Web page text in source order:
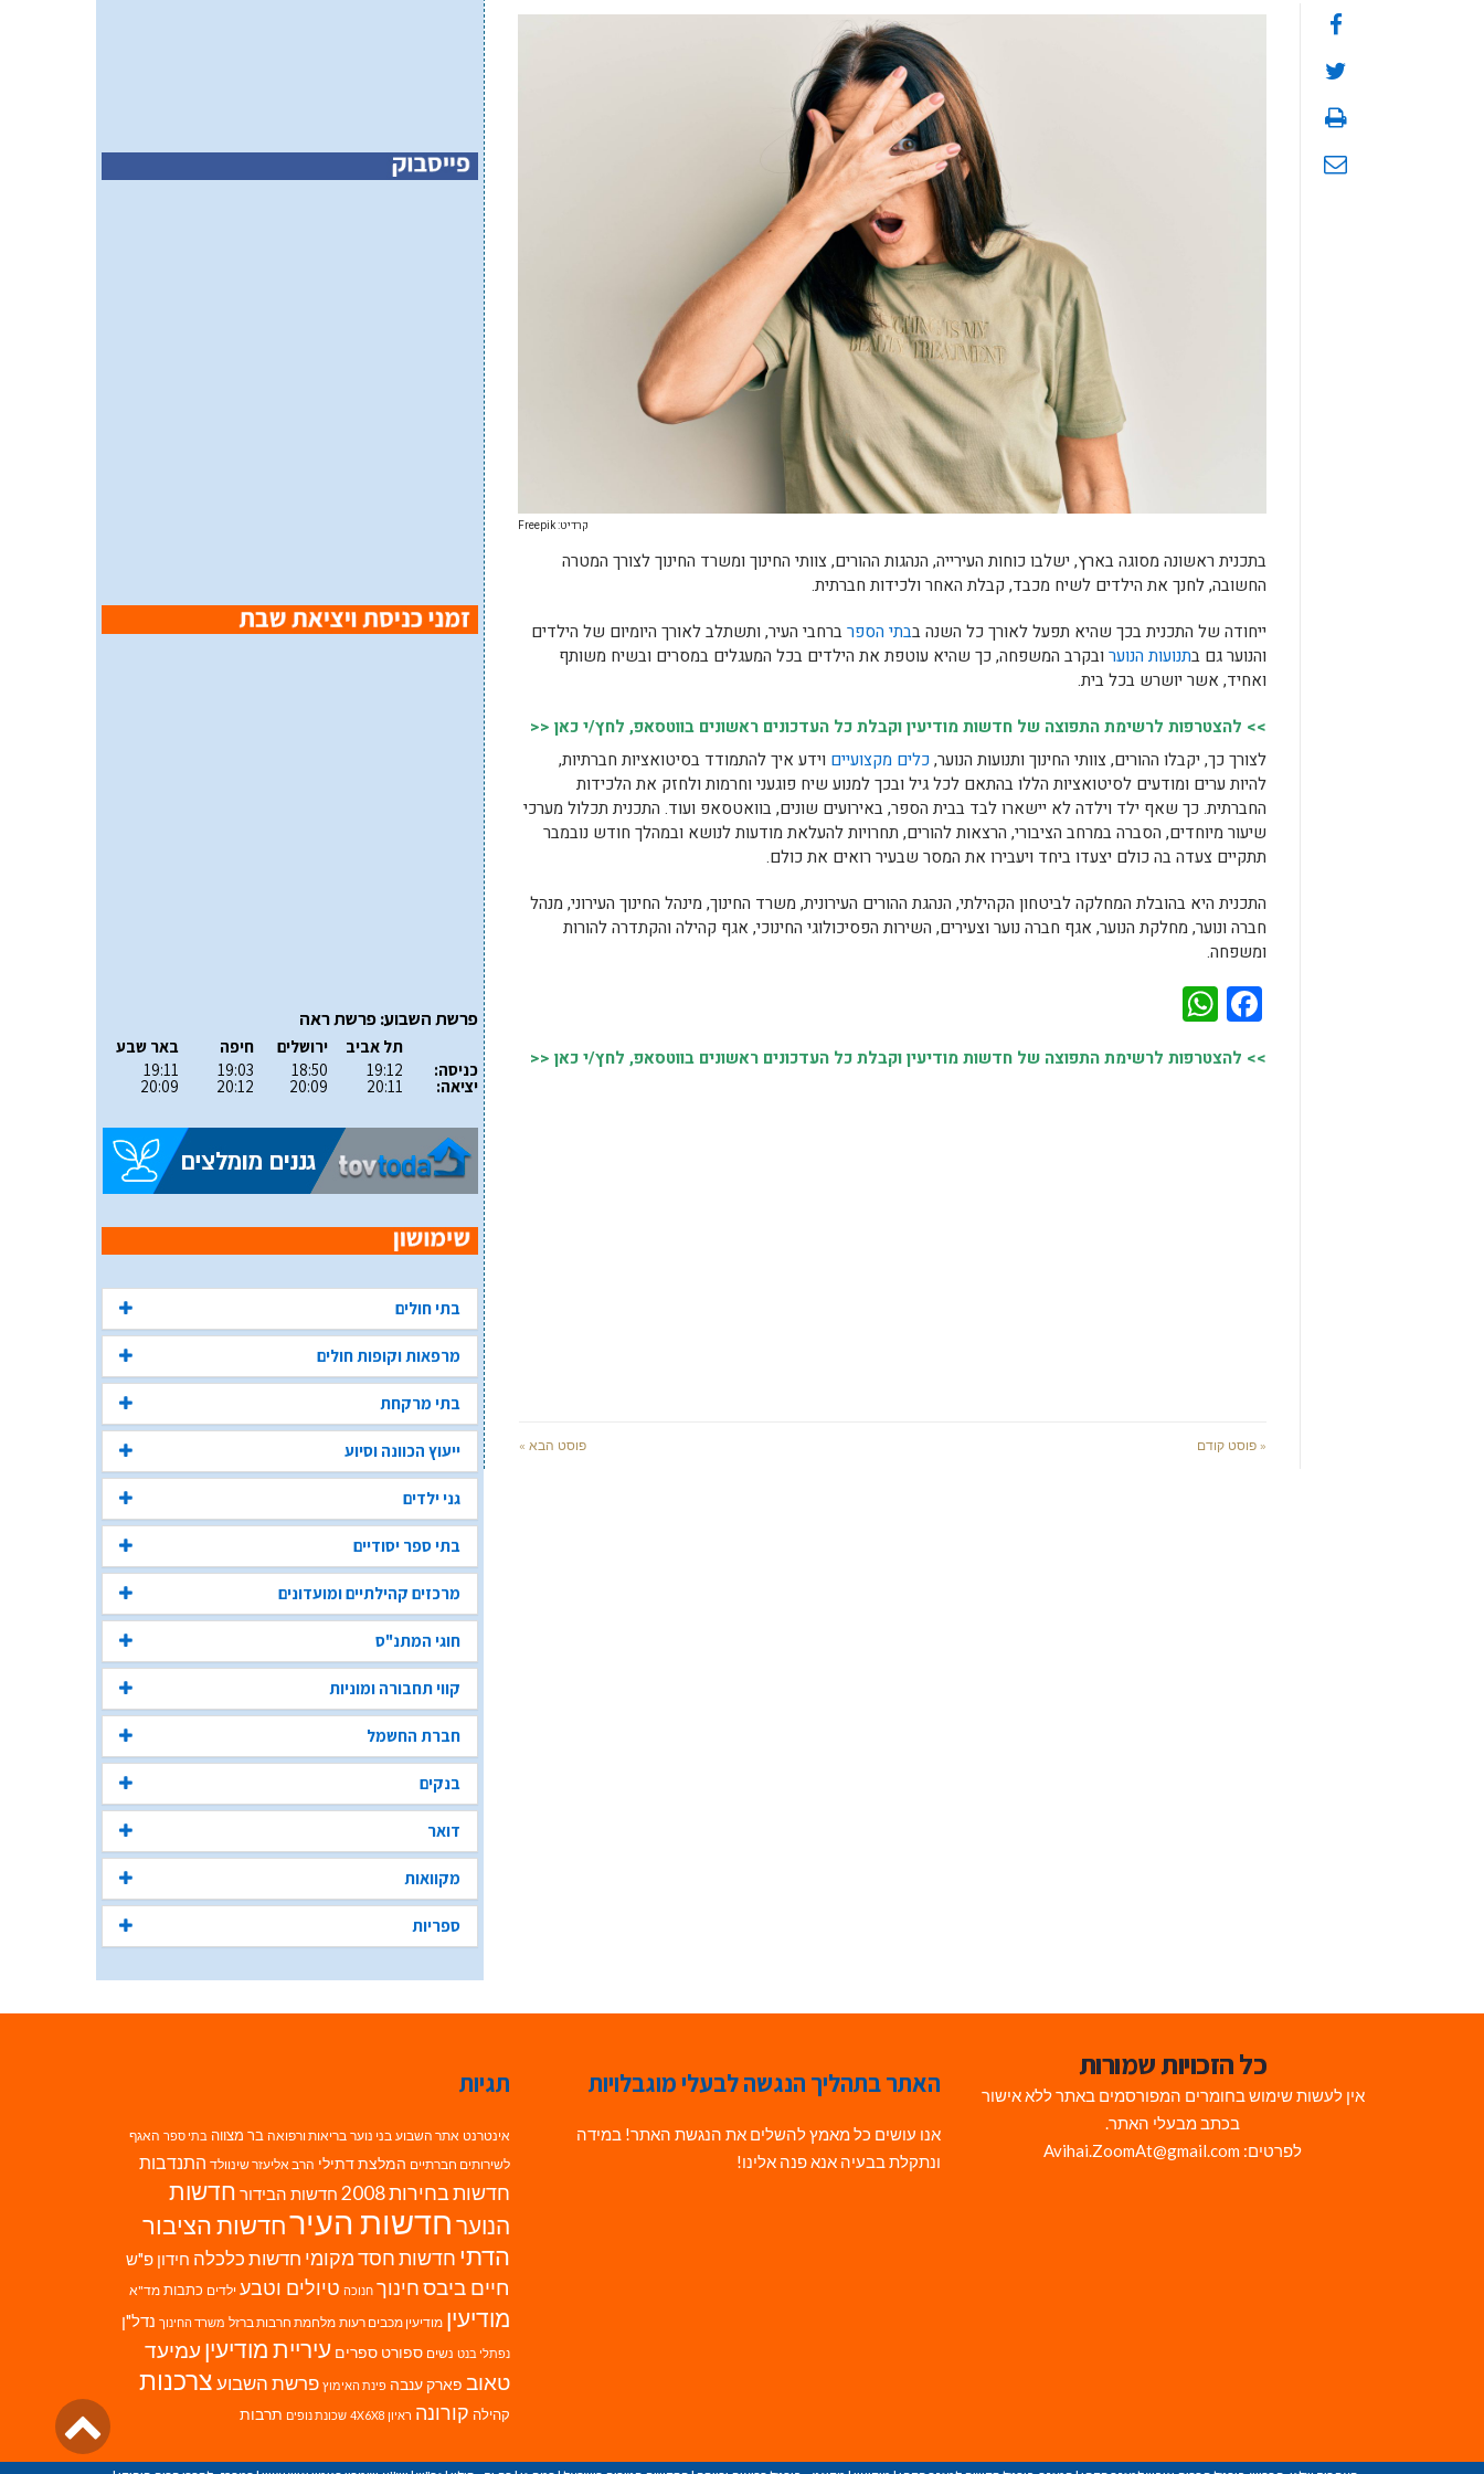
קרדיט: Freepik
בתכנית ראשונה מסוגה בארץ, ישלבו כוחות העירייה, הנהגות ההורים, צוותי החינוך ומשרד החינוך לצורך המטרה
החשובה, לחנך את הילדים לשיח מכבד, קבלת האחר ולכידות חברתית.
ייחודה של התכנית בכך שהיא תפעל לאורך כל השנה בבתי הספרברחבי העיר, ותשתלב לאורך היומיום של הילדים
והנוער גם בתנועות הנוער ובקרב המשפחה, כך שהיא עוטפת את הילדים בכל המעגלים במסרים ובשיח משותף
ואחיד, אשר יושרש בכל בית.
>> להצטרפות לרשימת התפוצה של חדשות מודיעין וקבלת כל העדכונים ראשונים בווטסאפ, לחץ/י כאן <<
לצורך כך, יקבלו ההורים, צוותי החינוך ותנועות הנוער,כלים מקצועיים וידע איך להתמודד בסיטואציות חברתיות,
להיות ערים ומודעים לסיטואציות הללו בהתאם לכל גיל ובכך למנוע שיח פוגעני וחרמות ולחזק את הלכידות
החברתית. כך שאף ילד וילדה לא יישארו לבד בבית הספר, באירועים שונים, בוואטסאפ ועוד. התכנית תכלול מערכי
שיעור מיוחדים, הסברה במרחב הציבורי, הרצאות להורים, תחרויות להעלאת מודעות לנושא ובמהלך חודש נובמבר
תתקיים צעדה בה כולם יצעדו ביחד ויעבירו את המסר שבעיר רואים את כולם.
התכנית היא בהובלת המחלקה לביטחון הקהילתי, הנהגת ההורים העירונית, משרד החינוך, מינהל החינוך העירוני, מנהל
חברה ונוער, מחלקת הנוער, אגף חברה נוער וצעירים, השירות הפסיכולוגי החינוכי, אגף קהילה והקתדרה להורות
ומשפחה.
Facebook
>> להצטרפות לרשימת התפוצה של חדשות מודיעין וקבלת כל העדכונים ראשונים בווטסאפ, לחץ/י כאן <<
« פוסט קודם פוסט הבא »
פרשת השבוע: פרשת ראה
כניסה:
יציאה:
תל אביב
19:12
20:11
ירושלים
18:50
20:09
חיפה
19:03
20:12
באר שבע
19:11
20:09
בתי חולים
מרפאות וקופות חולים
בתי מרקחת
ייעוץ הכוונה וסיוע
גני ילדים
בתי ספר יסודיים
מרכזים קהילתיים ומועדונים
חוגי המתנ"ס
קווי תחבורה ומוניות
חברת החשמל
בנקים
דואר
מקוואות
ספריות
כל הזכויות שמורות
אין לעשות שימוש בחומרים המפורסמים באתר ללא אישור
בכתב מבעלי האתר.
לפרטים: Avihai.ZoomAt@gmail.com
האתר בתהליך הנגשה לבעלי מוגבלויות
אנו עושים כל מאמץ להשלים את הנגשת האתר! במידה
ונתקלת בבעיה אנא פנה אלינו!
תגיות
אינטרנט אתר השבוע בני נוער בריאות ורפואה בר מצווה בתי ספר האגף
לשירותים חברתיים המלצת דתילי הרב אליעזר שינוולד התנדבות
חדשות בחירות 2008 חדשות הבידור חדשות
הנוערחדשות העירחדשות הציבור
הדתי חדשות חסד מקומי חדשות כלכלה חידון פ"ש
חיים ביבסחינוך חנוכה טיולים וטבע ילדים כתבות מד"א
מודיעין מודיעין מכבים רעות מלחמת חרבות ברזל משרד החינוך נדל"ן
נפתלי בנט נשים ספורט ספרים עיריית מודיעין עמיעד
טאוב פארק ענבה פינת האימוץ פרשת השבועצרכנות
קהילה קורונה ראיון 4X6X8 שכונת נופים תרבות גלילה